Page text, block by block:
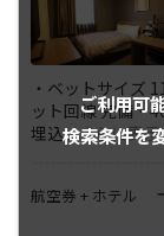
ご利用可
検索条件を
・ベットサイズ
ット回線 完備・
埋込...さらに表示
航空券 + ホテル